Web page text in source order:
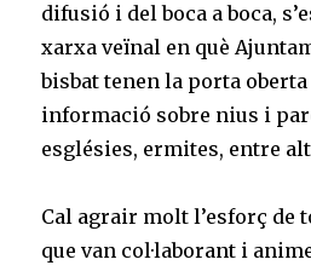
difusió i del boca a boca,
xarxa veïnal en què
bisbat tenen la porta oberta
informació sobre nius i
esglésies, ermites, entre
Cal agrair molt l’esforç de
que van col·laborant i